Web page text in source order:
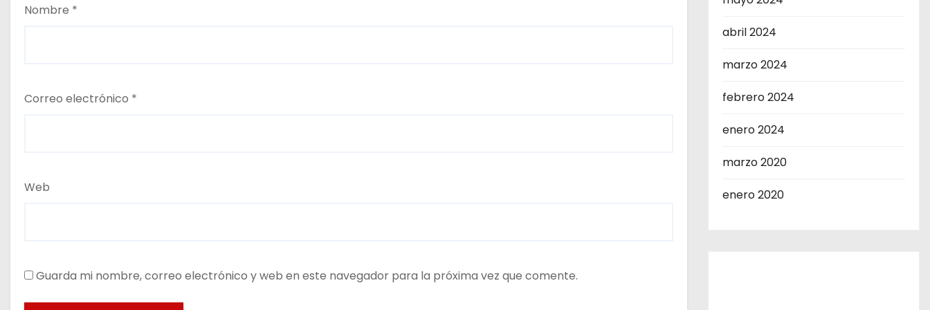
Nombre *
Correo electrónico *
Web
Guarda mi nombre, correo electrónico y web en este navegador para la próxima vez que comente.
abril 2024
marzo 2024
febrero 2024
enero 2024
marzo 2020
enero 2020